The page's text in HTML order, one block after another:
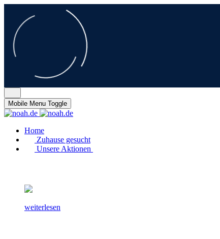
Mobile Menu Toggle
Home
Zuhause gesucht
Unsere Aktionen
weiterlesen